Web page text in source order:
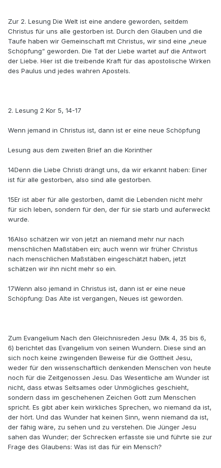
Zur 2. Lesung Die Welt ist eine andere geworden, seitdem
Christus für uns alle gestorben ist. Durch den Glauben und die
Taufe haben wir Gemeinschaft mit Christus, wir sind eine „neue
Schöpfung“ geworden. Die Tat der Liebe wartet auf die Antwort
der Liebe. Hier ist die treibende Kraft für das apostolische Wirken
des Paulus und jedes wahren Apostels.
2. Lesung 2 Kor 5, 14-17
Wenn jemand in Christus ist, dann ist er eine neue Schöpfung
Lesung aus dem zweiten Brief an die Korinther
14Denn die Liebe Christi drängt uns, da wir erkannt haben: Einer
ist für alle gestorben, also sind alle gestorben.
15Er ist aber für alle gestorben, damit die Lebenden nicht mehr
für sich leben, sondern für den, der für sie starb und auferweckt
wurde.
16Also schätzen wir von jetzt an niemand mehr nur nach
menschlichen Maßstäben ein; auch wenn wir früher Christus
nach menschlichen Maßstäben eingeschätzt haben, jetzt
schätzen wir ihn nicht mehr so ein.
17Wenn also jemand in Christus ist, dann ist er eine neue
Schöpfung: Das Alte ist vergangen, Neues ist geworden.
Zum Evangelium Nach den Gleichnisreden Jesu (Mk 4, 35 bis 6,
6) berichtet das Evangelium von seinen Wundern. Diese sind an
sich noch keine zwingenden Beweise für die Gottheit Jesu,
weder für den wissenschaftlich denkenden Menschen von heute
noch für die Zeitgenossen Jesu. Das Wesentliche am Wunder ist
nicht, dass etwas Seltsames oder Unmögliches geschieht,
sondern dass im geschehenen Zeichen Gott zum Menschen
spricht. Es gibt aber kein wirkliches Spre­chen, wo niemand da ist,
der hört. Und das Wunder hat keinen Sinn, wenn niemand da ist,
der fähig wäre, zu sehen und zu verstehen. Die Jünger Jesu
sahen das Wunder; der Schrecken erfasste sie und führte sie zur
Frage des Glaubens: Was ist das für ein Mensch?